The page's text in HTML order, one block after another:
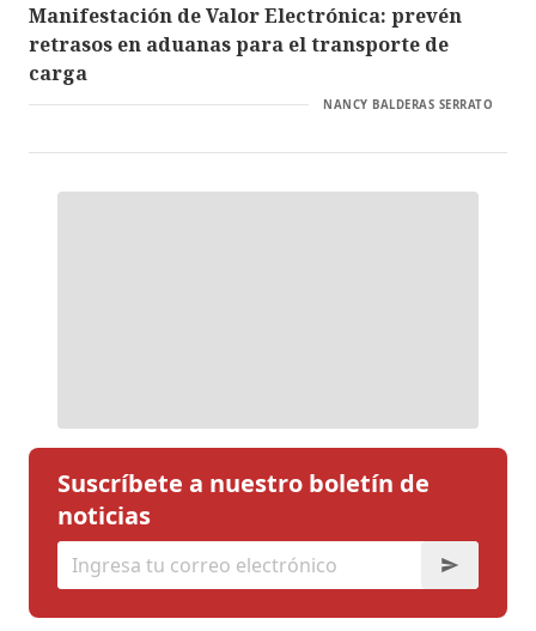
Manifestación de Valor Electrónica: prevén
retrasos en aduanas para el transporte de
carga
NANCY BALDERAS SERRATO
Suscríbete a nuestro boletín de
noticias